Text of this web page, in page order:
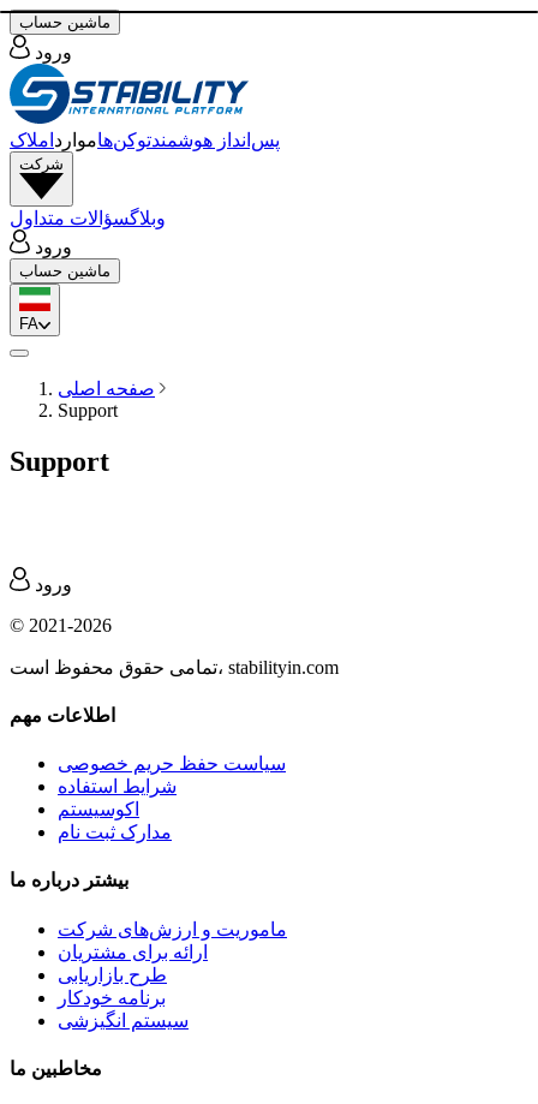
ماشین حساب
ورود
پس‌انداز هوشمندتوکن‌هاموارد املاک
شرکت
وبلاگسؤالات متداول
ورود
ماشین حساب
FA
صفحه اصلی
Support
Support
ورود
© 2021-2026
تمامی حقوق محفوظ است، stabilityin.com
اطلاعات مهم
سیاست حفظ حریم خصوصی
شرایط استفاده
اکوسیستم
مدارک ثبت نام
بیشتر درباره ما
ماموریت و ارزش‌های شرکت
ارائه برای مشتریان
طرح بازاریابی
برنامه خودکار
سیستم انگیزشی
مخاطبین ما